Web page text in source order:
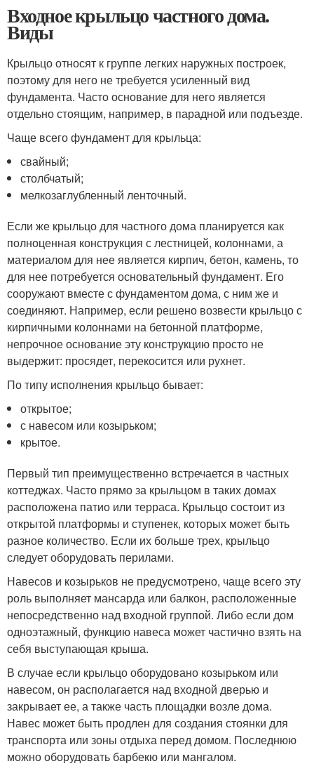
Входное крыльцо частного дома.
Виды
Крыльцо относят к группе легких наружных построек,
поэтому для него не требуется усиленный вид
фундамента. Часто основание для него является
отдельно стоящим, например, в парадной или подъезде.
Чаще всего фундамент для крыльца:
свайный;
столбчатый;
мелкозаглубленный ленточный.
Если же крыльцо для частного дома планируется как
полноценная конструкция с лестницей, колоннами, а
материалом для нее является кирпич, бетон, камень, то
для нее потребуется основательный фундамент. Его
сооружают вместе с фундаментом дома, с ним же и
соединяют. Например, если решено возвести крыльцо с
кирпичными колоннами на бетонной платформе,
непрочное основание эту конструкцию просто не
выдержит: просядет, перекосится или рухнет.
По типу исполнения крыльцо бывает:
открытое;
с навесом или козырьком;
крытое.
Первый тип преимущественно встречается в частных
коттеджах. Часто прямо за крыльцом в таких домах
расположена патио или терраса. Крыльцо состоит из
открытой платформы и ступенек, которых может быть
разное количество. Если их больше трех, крыльцо
следует оборудовать перилами.
Навесов и козырьков не предусмотрено, чаще всего эту
роль выполняет мансарда или балкон, расположенные
непосредственно над входной группой. Либо если дом
одноэтажный, функцию навеса может частично взять на
себя выступающая крыша.
В случае если крыльцо оборудовано козырьком или
навесом, он располагается над входной дверью и
закрывает ее, а также часть площадки возле дома.
Навес может быть продлен для создания стоянки для
транспорта или зоны отдыха перед домом. Последнюю
можно оборудовать барбекю или мангалом.